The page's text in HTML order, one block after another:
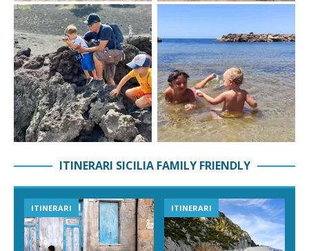
ITINERARI SICILIA FAMILY FRIENDLY
ITINERARI ITINERARI